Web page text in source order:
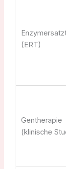
(ERT)
Gentherapie
(klinische